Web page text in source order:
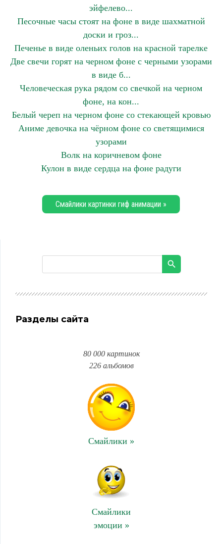
эйфелево...
Песочные часы стоят на фоне в виде шахматной
доски и гроз...
Печенье в виде оленьих голов на красной тарелке
Две свечи горят на черном фоне с черными узорами
в виде б...
Человеческая рука рядом со свечкой на черном
фоне, на кон...
Белый череп на черном фоне со стекающей кровью
Аниме девочка на чёрном фоне со светящимися
узорами
Волк на коричневом фоне
Кулон в виде сердца на фоне радуги
Смайлики картинки гиф анимации »
Разделы сайта
80 000 картинок
226 альбомов
Смайлики »
Смайлики
эмоции »